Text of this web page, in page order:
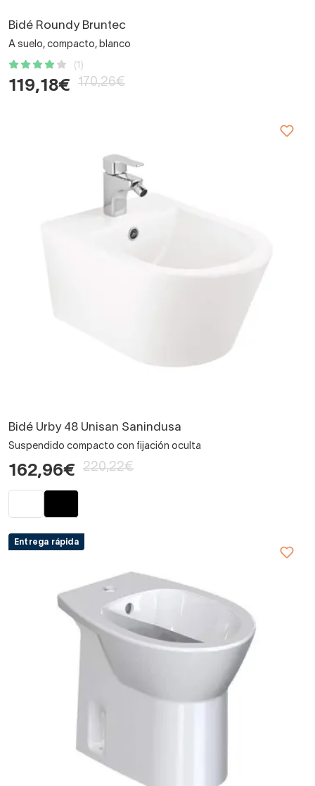
Bidé Roundy Bruntec
A suelo, compacto, blanco
(1)
119,18€ 170,26€
Bidé Urby 48 Unisan Sanindusa
Suspendido compacto con fijación oculta
162,96€ 220,22€
Entrega rápida